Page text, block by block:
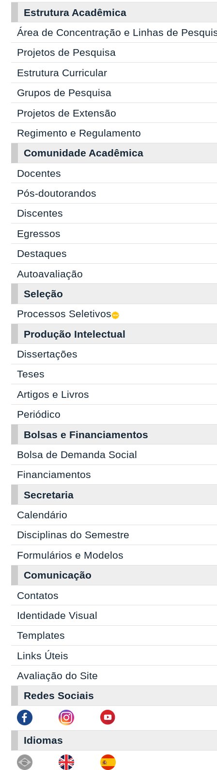
Estrutura Acadêmica
Área de Concentração e Linhas de
Projetos de Pesquisa
Estrutura Curricular
Grupos de Pesquisa
Projetos de Extensão
Regimento e Regulamento
Comunidade Acadêmica
Docentes
Pós-doutorandos
Discentes
Egressos
Destaques
Autoavaliação
Seleção
Processos Seletivos
Produção Intelectual
Dissertações
Teses
Artigos e Livros
Periódico
Bolsas e Financiamentos
Bolsa de Demanda Social
Financiamentos
Secretaria
Calendário
Disciplinas do Semestre
Formulários e Modelos
Comunicação
Contatos
Identidade Visual
Templates
Links Úteis
Avaliação do Site
Redes Sociais
Idiomas